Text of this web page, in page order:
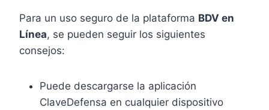
Para un uso seguro de la plataforma BDV en
Línea, se pueden seguir los siguientes
consejos:
Puede descargarse la aplicación
ClaveDefensa en cualquier dispositivo